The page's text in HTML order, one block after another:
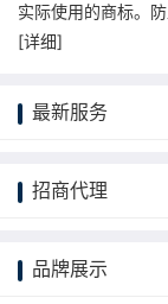
实际使用的商标。
[详细]
最新服务
招商代理
品牌展示